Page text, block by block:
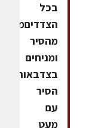
בכל
הצדדיםמסירים
מהסיר
ומניחים
בצדבאותו
הסיר
עם
מעט